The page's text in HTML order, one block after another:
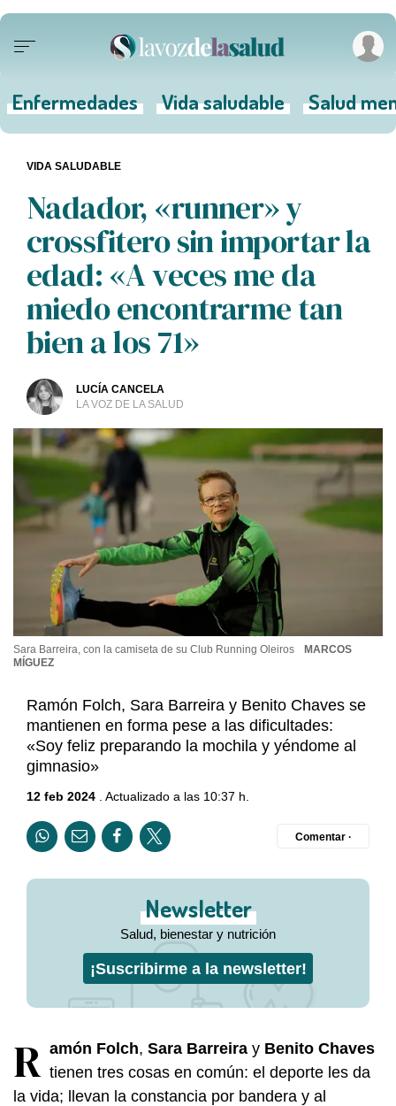
Enfermedades Vida saludable Salud
Nadador, «runner» y
crossfitero sin importar la
edad: «A veces me da
miedo encontrarme tan
bien a los 71»
LUCÍA CANCELA
LA VOZ DE LA SALUD
VIDA SALUDABLE
Sara Barreira, con la camiseta de su Club Running Oleiros
MARCOS
MÍGUEZ
Ramón Folch, Sara Barreira y Benito Chaves se
mantienen en forma pese a las dificultades:
«Soy feliz preparando la mochila y yéndome al
gimnasio»
12 feb 2024 . Actualizado a las 10:37 h.
Comentar ·
Newsletter
Salud, bienestar y nutrición
¡Suscribirme a la newsletter!
R amón Folch, Sara Barreira y Benito Chaves
tienen tres cosas en común: el deporte les da
la vida; llevan la constancia por bandera y al